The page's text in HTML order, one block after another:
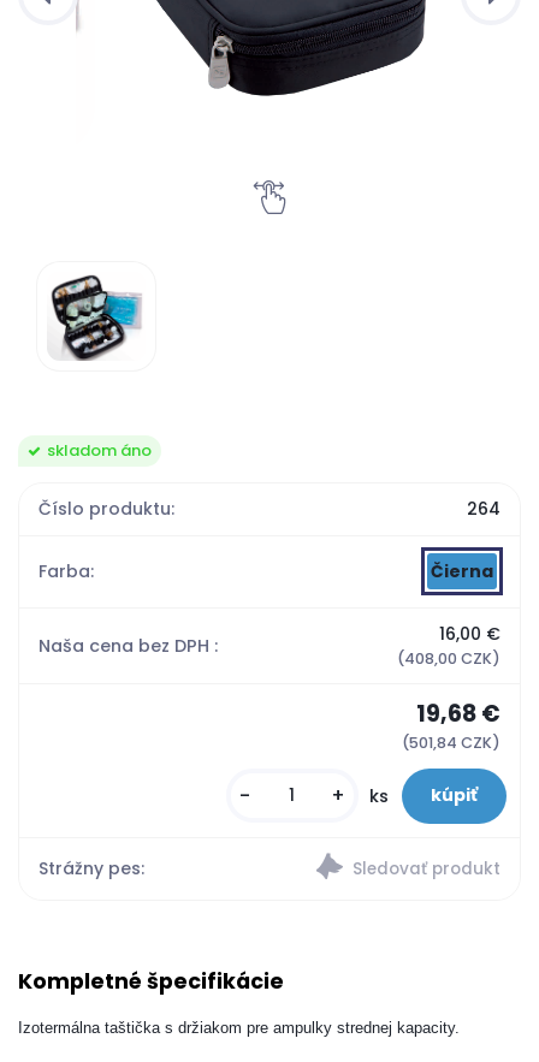
skladom áno
Číslo produktu: 264
Farba: Čierna
Naša cena bez DPH : 16,00 €
(408,00 CZK)
19,68 €
(501,84 CZK)
Strážny pes:
- + ks
Kompletné špecifikácie
Izotermálna taštička s držiakom pre ampulky strednej kapacity.